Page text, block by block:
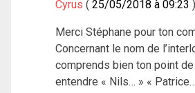
Cyrus 25/05/2018 à 09:23
Merci Stéphane pour ton
Concernant le nom de
comprends bien ton point
entendre « Nils… » «